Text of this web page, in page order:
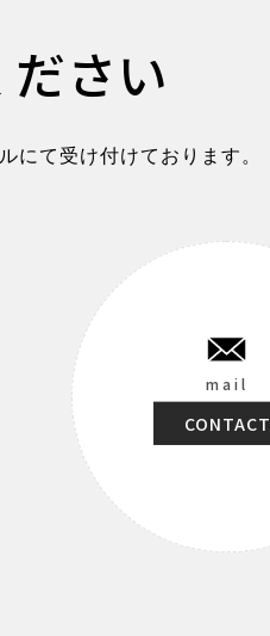
さい
にて受け付けております。
mail
CONTACT